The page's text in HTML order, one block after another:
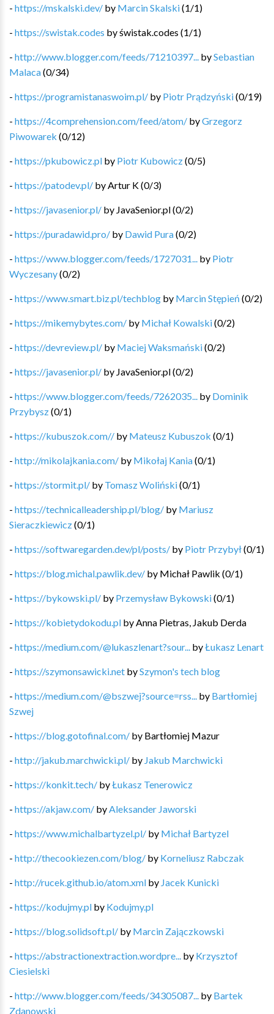
- https://mskalski.dev/ by Marcin Skalski(1/1)
- https://swistak.codes byświstak.codes (1/1)
- http://www.blogger.com/feeds/71210397... bySebastian
Malaca(0/34)
- https://programistanaswoim.pl/ by Piotr Prądzyński(0/19)
- https://4comprehension.com/feed/atom/ byGrzegorz
Piwowarek (0/12)
- https://pkubowicz.pl by Piotr Kubowicz(0/5)
- https://patodev.pl/ by Artur K(0/3)
- https://javasenior.pl/ by JavaSenior.pl(0/2)
- https://puradawid.pro/ by Dawid Pura(0/2)
- https://www.blogger.com/feeds/1727031... by Piotr
Wyczesany(0/2)
- https://www.smart.biz.pl/techblog by Marcin Stępień (0/2)
- https://mikemybytes.com/ by Michał Kowalski(0/2)
- https://devreview.pl/ by Maciej Waksmański(0/2)
- https://javasenior.pl/ by JavaSenior.pl(0/2)
- https://www.blogger.com/feeds/7262035... by Dominik
Przybysz(0/1)
- https://kubuszok.com// by Mateusz Kubuszok (0/1)
- http://mikolajkania.com/ by Mikołaj Kania(0/1)
- https://stormit.pl/ by Tomasz Woliński(0/1)
- https://technicalleadership.pl/blog/ by Mariusz
Sieraczkiewicz(0/1)
- https://softwaregarden.dev/pl/posts/ by Piotr Przybył(0/1)
- https://blog.michal.pawlik.dev/ by Michał Pawlik (0/1)
- https://bykowski.pl/ by Przemysław Bykowski(0/1)
- https://kobietydokodu.pl by Anna Pietras, Jakub Derda
- https://medium.com/@lukaszlenart?sour... byŁukasz Lenart
- https://szymonsawicki.net bySzymon's tech blog
- https://medium.com/@bszwej?source=rss... by Bartłomiej
Szwej
- https://blog.gotofinal.com/ by Bartłomiej Mazur
- http://jakub.marchwicki.pl/ by Jakub Marchwicki
- https://konkit.tech/ byŁukasz Tenerowicz
- https://akjaw.com/ by Aleksander Jaworski
- https://www.michalbartyzel.pl/ by Michał Bartyzel
- http://thecookiezen.com/blog/ by Korneliusz Rabczak
- http://rucek.github.io/atom.xml by Jacek Kunicki
- https://kodujmy.pl by Kodujmy.pl
- https://blog.solidsoft.pl/ by Marcin Zajączkowski
- https://abstractionextraction.wordpre... by Krzysztof
Ciesielski
- http://www.blogger.com/feeds/34305087... by Bartek
Zdanowski